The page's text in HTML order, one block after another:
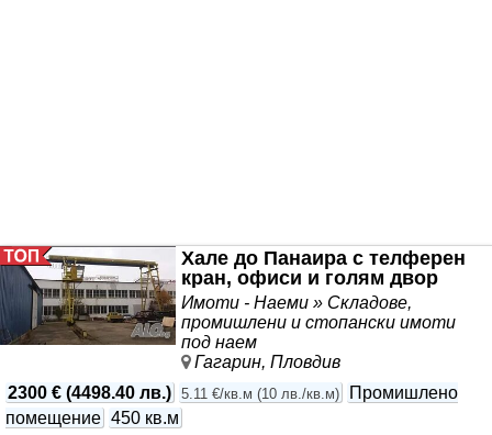
Хале до Панаира с телферен
кран, офиси и голям двор
Имоти - Наеми » Складове,
промишлени и стопански имоти
под наем
Гагарин, Пловдив
2300 € (4498.40 лв.) 5.11 €/кв.м (10 лв./кв.м)
Промишлено
помещение 450 кв.м